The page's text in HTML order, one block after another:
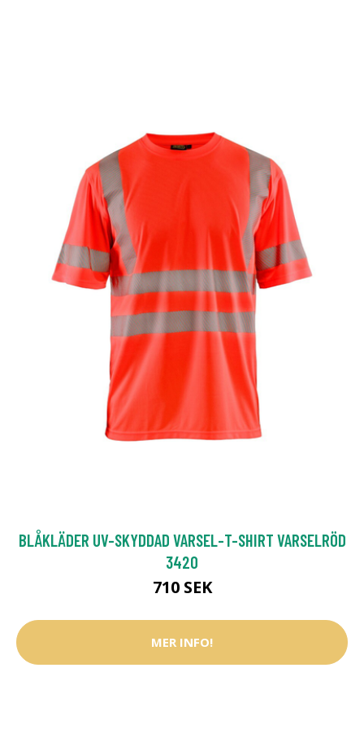
BLÅKLÄDER UV-SKYDDAD VARSEL-T-SHIRT VARSELRÖD
3420
710 SEK
MER INFO!